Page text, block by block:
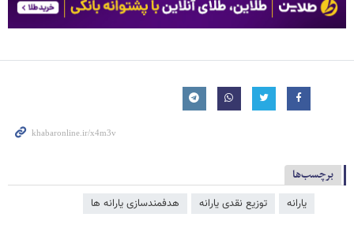
برچسب‌ها
یارانه توزیع نقدی یارانه هدفمندسازی یارانه ​‌ها